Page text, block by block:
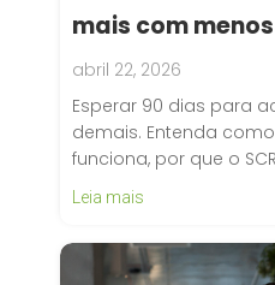
mais com
abril 22, 2026
Esperar 90 dias para
demais. Entenda
funciona, por que o
Leia mais